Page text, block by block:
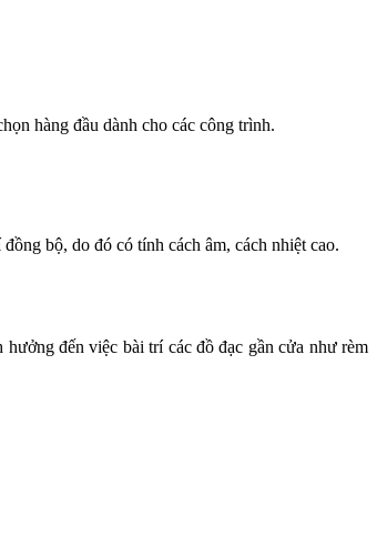
hàng đầu dành cho các công trình.
bộ, do đó có tính cách âm, cách nhiệt cao.
đến việc bài trí các đồ đạc gần cửa như rèm